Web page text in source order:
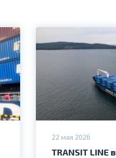
22 мая 2026
TRANSIT LINE